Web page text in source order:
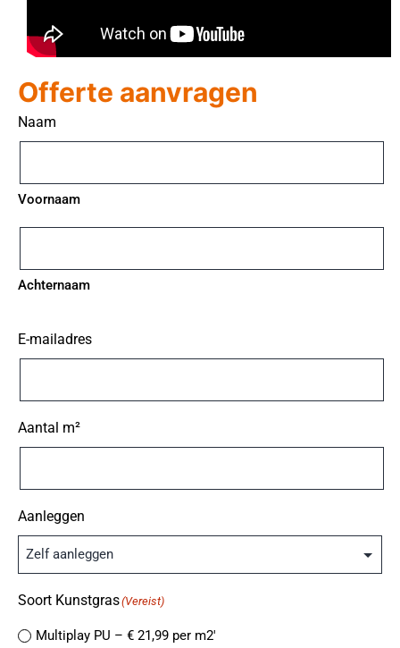
Offerte aanvragen
Naam
Voornaam
Achternaam
E-mailadres
Aantal m²
Aanleggen
Soort Kunstgras(Vereist)
Multiplay PU – € 21,99 per m2′